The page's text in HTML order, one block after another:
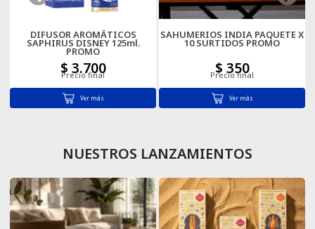
DIFUSOR AROMÃTICOS
SAPHIRUS DISNEY 125ml.
PROMO
$ 3.700
Precio final
Ver más
SAHUMERIOS INDIA PAQUETE X
10 SURTIDOS PROMO
$ 350
Precio final
Ver más
NUESTROS LANZAMIENTOS
Velas Y Velones
Cartas